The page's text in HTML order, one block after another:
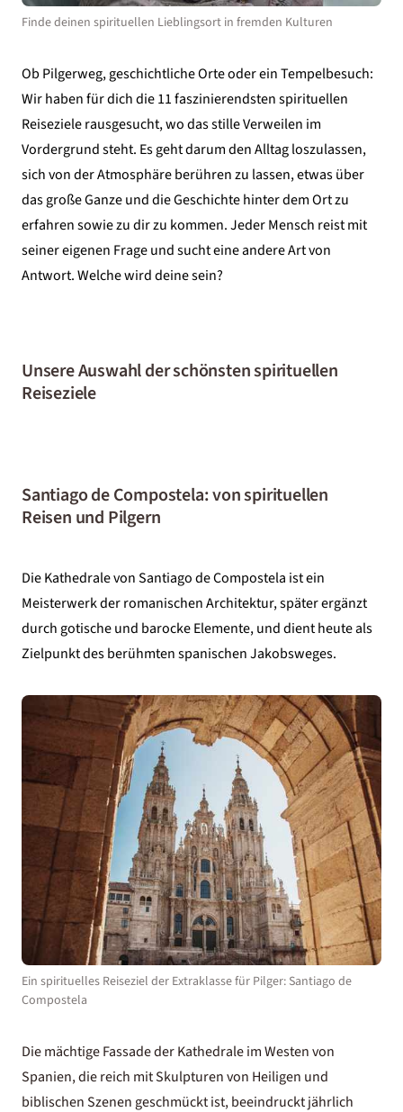
Finde deinen spirituellen Lieblingsort in fremden Kulturen
Ob Pilgerweg, geschichtliche Orte oder ein Tempelbesuch:
Wir haben für dich die 11 faszinierendsten spirituellen
Reiseziele rausgesucht, wo das stille Verweilen im
Vordergrund steht. Es geht darum den Alltag loszulassen,
sich von der Atmosphäre berühren zu lassen, etwas über
das große Ganze und die Geschichte hinter dem Ort zu
erfahren sowie zu dir zu kommen. Jeder Mensch reist mit
seiner eigenen Frage und sucht eine andere Art von
Antwort. Welche wird deine sein?
Unsere Auswahl der schönsten spirituellen
Reiseziele
Santiago de Compostela: von spirituellen
Reisen und Pilgern
Die Kathedrale von Santiago de Compostela ist ein
Meisterwerk der romanischen Architektur, später ergänzt
durch gotische und barocke Elemente, und dient heute als
Zielpunkt des berühmten spanischen Jakobsweges.
Ein spirituelles Reiseziel der Extraklasse für Pilger: Santiago de
Compostela
Die mächtige Fassade der Kathedrale im Westen von
Spanien, die reich mit Skulpturen von Heiligen und
biblischen Szenen geschmückt ist, beeindruckt jährlich